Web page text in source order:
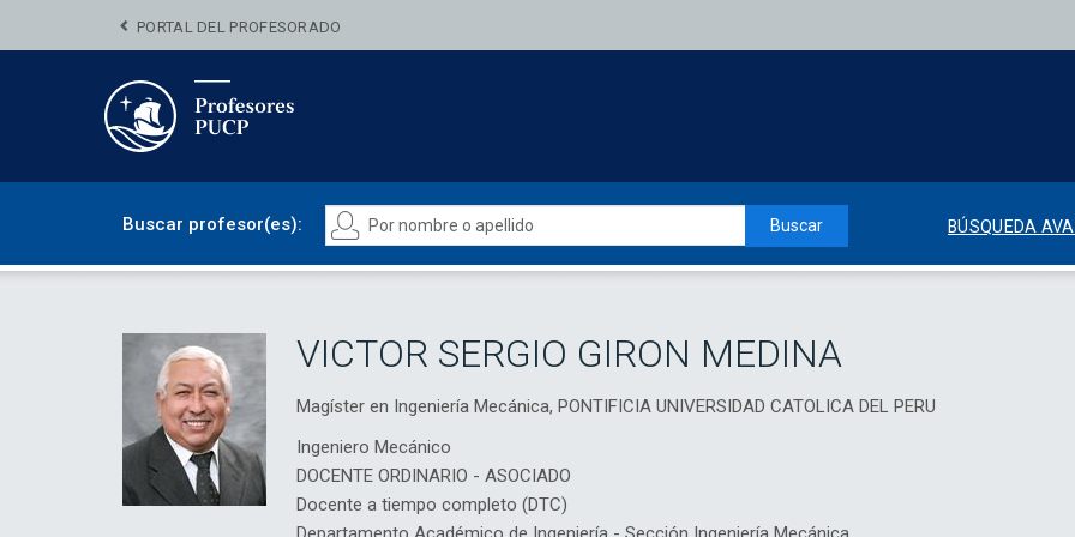
PORTAL DEL PROFESORADO
Buscar profesor(es): Buscar BÚSQUEDA
VICTOR SERGIO GIRON MEDINA
Magíster en Ingeniería Mecánica, PONTIFICIA UNIVERSIDAD CATOLICA DEL PERU
Ingeniero Mecánico
DOCENTE ORDINARIO - ASOCIADO
Docente a tiempo completo (DTC)